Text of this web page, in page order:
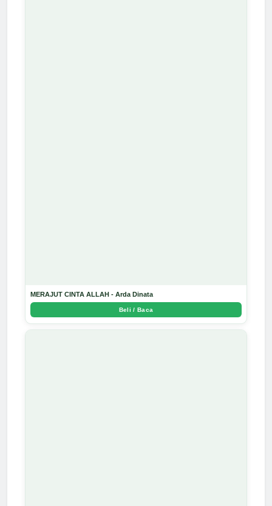
MERAJUT CINTA ALLAH - Arda Dinata
Beli / Baca